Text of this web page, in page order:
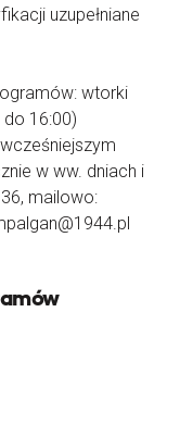
uzupełniane
wtorki
16:00)
w ww. dniach i
mailowo: